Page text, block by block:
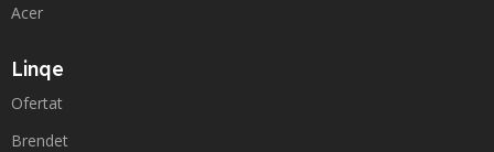
Acer
Linqe
Ofertat
Brendet